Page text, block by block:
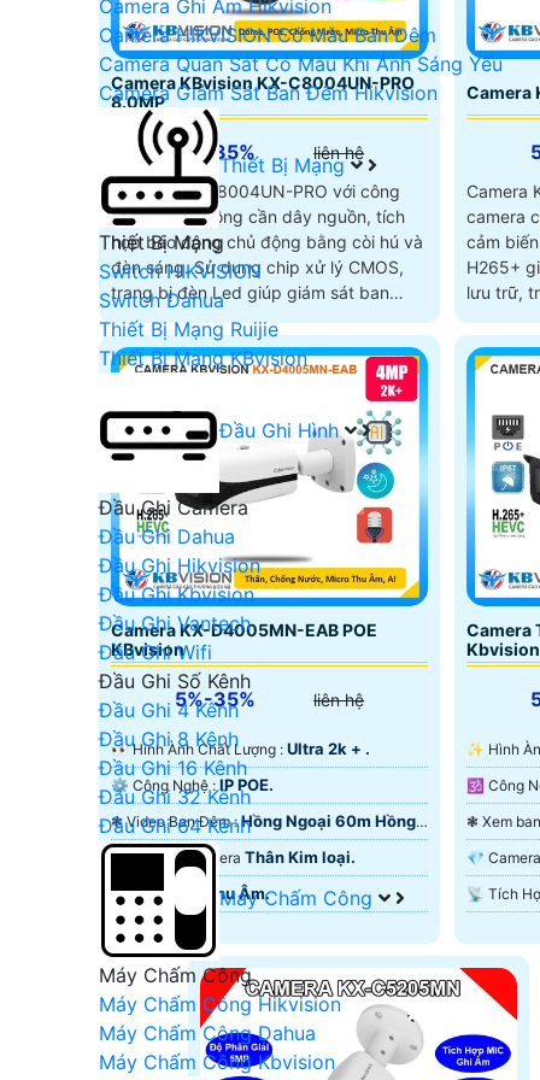
Camera Ghi Âm Hikvision
Camera HIKVISION Có Màu Ban Đêm
Camera Quan Sát Có Màu Khi Ánh Sáng Yếu
Camera Giám Sát Ban Đêm Hikvision
Thiết Bị Mạng
Thiết Bị Mạng
Switch HIKVISION
Switch Dahua
Thiết Bị Mạng Ruijie
Thiết Bị Mạng KBvision
Đầu Ghi Hình
Đầu Ghi Camera
Đầu Ghi Dahua
Đầu Ghi Hikvision
Đầu Ghi Kbvision
Đầu Ghi Vantech
Đầu Ghi Wifi
Đầu Ghi Số Kênh
Đầu Ghi 4 Kênh
Đầu Ghi 8 Kênh
Đầu Ghi 16 Kênh
Đầu Ghi 32 Kênh
Đầu Ghi 64 Kênh
Máy Chấm Công
Máy Chấm Công
Máy Chấm Công Hikvision
Máy Chấm Công Dahua
Máy Chấm Công Kbvision
Camera KBvision KX-C8004UN-PRO
8.0MP
5%-35%
liên hệ
Camera KX-C8004UN-PRO với công
nghệ POE không cần dây nguồn, tích
hợp báo động chủ động bằng còi hú và
đèn sáng. Sử dụng chip xử lý CMOS,
trang bị đèn Led giúp giám sát ban
đêm Full Color 30m
Camera
Camera
camera
cảm
H265+
lưu trữ,
tiêu cự
đêm
Camera KX-D4005MN-EAB POE
KBvision
5%-35% liên hệ
️👀 Hình Ành Chất Lượng : Ultra 2k + .
⚙ Công Nghệ :IP POE.
❃ Video Ban Đêm :Hồng Ngoại 60m Hồng
Ngoại Smart IR.
↕️ Cấu Tạo Camera Thân Kim loại.
Thu Âm.
Camera
Kbvision
✨ Hình
Ngoại
💎